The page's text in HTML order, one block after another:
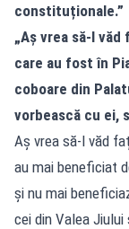
constituționale.”
„Aș vrea să-l
care au fost în
coboare din
vorbească cu ei,
Aș vrea să-l văd
au mai beneficiat
și nu mai
cei din Valea